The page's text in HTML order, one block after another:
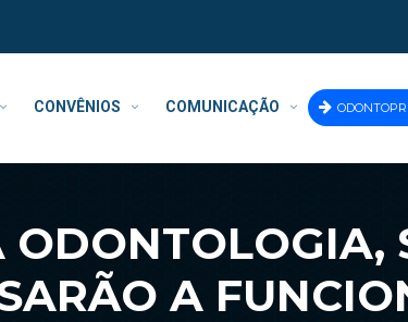
CONVÊNIOS COMUNICAÇÃO
A